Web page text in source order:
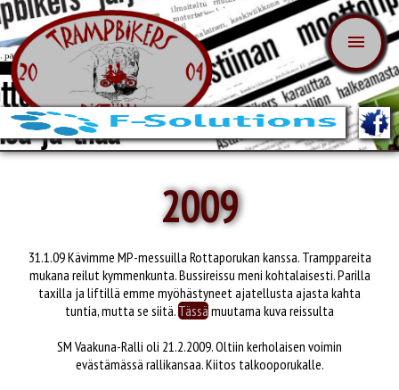
menu
2009
31.1.09 Kävimme MP-messuilla Rottaporukan kanssa. Tramppareita
mukana reilut kymmenkunta. Bussireissu meni kohtalaisesti. Parilla
taxilla ja liftillä emme myöhästyneet ajatellusta ajasta kahta
tuntia, mutta se siitä.Tässämuutama kuva reissulta
SM Vaakuna-Ralli oli 21.2.2009. Oltiin kerholaisen voimin
evästämässä rallikansaa. Kiitos talkooporukalle.